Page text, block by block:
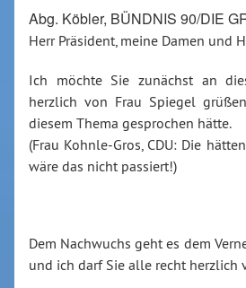
Abg. Köbler, BÜNDNIS 90/DIE
Herr Präsident, meine Damen und
Ich möchte Sie zunächst an
herzlich von Frau Spiegel
diesem Thema gesprochen hätte.
(Frau Kohnle-Gros, CDU: Die
wäre das nicht passiert!)
Dem Nachwuchs geht es dem
und ich darf Sie alle recht herzlich